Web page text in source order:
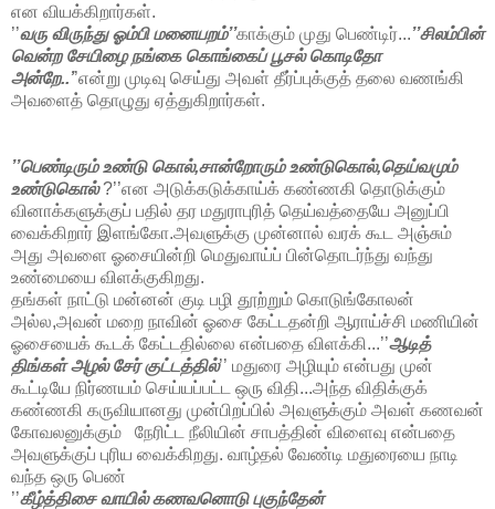
என வியக்கிறார்கள்.
’’வரு விருந்து ஓம்பி மனையறம்’’காக்கும் முது பெண்டிர்...’’சிலம்பின்
வென்ற சேயிழை நங்கை கொங்கைப் பூசல் கொடிதோ
அன்றே..’’என்று முடிவு செய்து அவள் தீர்ப்புக்குத் தலை வணங்கி
அவளைத் தொழுது ஏத்துகிறார்கள்.
’’பெண்டிரும் உண்டு கொல்,சான்றோரும் உண்டுகொல்,தெய்வமும்
உண்டுகொல்?’’என அடுக்கடுக்காய்க் கண்ணகி தொடுக்கும்
வினாக்களுக்குப் பதில் தர மதுராபுரித் தெய்வத்தையே அனுப்பி
வைக்கிறார் இளங்கோ.அவளுக்கு முன்னால் வரக் கூட அஞ்சும்
அது அவளை ஓசையின்றி மெதுவாய்ப் பின்தொடர்ந்து வந்து
உண்மையை விளக்குகிறது.
தங்கள் நாட்டு மன்னன் குடி பழி தூற்றும் கொடுங்கோலன்
அல்ல,அவன் மறை நாவின் ஓசை கேட்டதன்றி ஆராய்ச்சி மணியின்
ஓசையைக் கூடக் கேட்டதில்லை என்பதை விளக்கி...’’ஆடித்
திங்கள் அழல் சேர் குட்டத்தில்’’ மதுரை அழியும் என்பது முன்
கூட்டியே நிர்ணயம் செய்யப்பட்ட ஒரு விதி...அந்த விதிக்குக்
கண்ணகி கருவியானது முன்பிறப்பில் அவளுக்கும் அவள் கணவன்
கோவலனுக்கும் நேரிட்ட நீலியின் சாபத்தின் விளைவு என்பதை
அவளுக்குப் புரிய வைக்கிறது. வாழ்தல் வேண்டி மதுரையை நாடி
வந்த ஒரு பெண்
’’கீழ்த்திசை வாயில் கணவனொடு புகுந்தேன்